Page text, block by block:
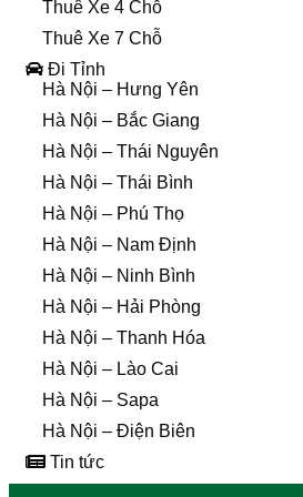
Thuê Xe 4 Chỗ
Thuê Xe 7 Chỗ
Đi Tỉnh
Hà Nội – Hưng Yên
Hà Nội – Bắc Giang
Hà Nội – Thái Nguyên
Hà Nội – Thái Bình
Hà Nội – Phú Thọ
Hà Nội – Nam Định
Hà Nội – Ninh Bình
Hà Nội – Hải Phòng
Hà Nội – Thanh Hóa
Hà Nội – Lào Cai
Hà Nội – Sapa
Hà Nội – Điện Biên
Tin tức